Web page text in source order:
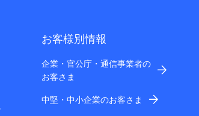
お客様別情報
企業・官公庁・通信事業者の
お客さま
中堅・中小企業のお客さま